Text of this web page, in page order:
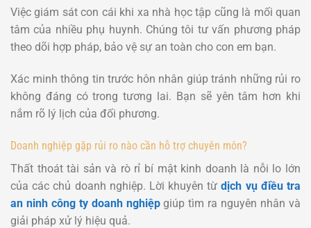
Việc giám sát con cái khi xa nhà học tập cũng là mối quan
tâm của nhiều phụ huynh. Chúng tôi tư vấn phương pháp
theo dõi hợp pháp, bảo vệ sự an toàn cho con em bạn.
Xác minh thông tin trước hôn nhân giúp tránh những rủi ro
không đáng có trong tương lai. Bạn sẽ yên tâm hơn khi
nắm rõ lý lịch của đối phương.
Doanh nghiệp gặp rủi ro nào cần hỗ trợ chuyên môn?
Thất thoát tài sản và rò rỉ bí mật kinh doanh là nỗi lo lớn
của các chủ doanh nghiệp. Lời khuyên từdịch vụ điều tra
an ninh công ty doanh nghiệpgiúp tìm ra nguyên nhân và
giải pháp xử lý hiệu quả.